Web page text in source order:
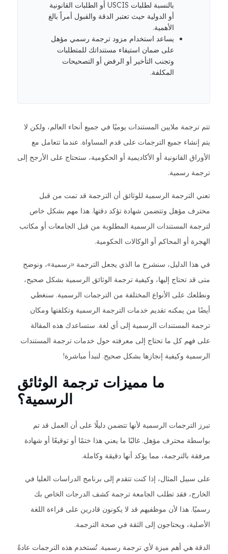
بالنسبة لطلبات USCIS أو الطلبات القانونية
أو الدولية حيث تعتبر الدقة والقبول أمراً بالغ
الأهمية.
يساعد استخدام مزود ترجمة رسمي مؤهل
على ضمان استيفاء مستنداتك للمتطلبات
وتجنب التأخير أو الرفض أو التصحيحات
المكلفة.
تتم ترجمة ملايين المستندات يوميًا في جميع أنحاء العالم، ولكن لا
يتم إنشاء جميع الترجمات على قدم المساواة. عندما تتعامل مع
الأوراق القانونية أو الأكاديمية أو الحكومية، ستحتاج على الأرجح إلى
ترجمة رسمية.
تعني الترجمة الرسمية للوثائق أن الترجمة قد تمت من قبل
محترف مؤهل وتتضمن شهادة تؤكد دقتها. هذا مهم بشكل خاص
لترجمة المستندات الرسمية المطلوبة من قبل الجامعات أو مكاتب
الهجرة أو المحاكم أو الوكالات الحكومية.
في هذا الدليل، سنشرح ما الذي يجعل الترجمة «رسمية»، ونوضح
متى قد تحتاج إليها، وكيفية ترجمة الوثائق الرسمية بشكل صحيح،
ونطلعك على الأنواع المختلفة من الترجمات الرسمية. سنغطي
أيضًا من يمكنه تقديم خدمات الترجمة الرسمية وتكلفتها ومكان
ترجمة المستندات الرسمية إلى أي لغة. ستساعدك هذه المقالة
على فهم كل ما تحتاج إلى معرفته حول خدمات ترجمة المستندات
الرسمية وكيفية إنجازها بشكل صحيح. لنبدأ مباشرة!
ما مميزات ترجمة الوثائق
الرسمية؟
تبرز الترجمات الرسمية لأنها تتضمن دليلًا على أن العمل قد تم
بواسطة محترف مؤهل. غالبًا ما يعني هذا ختمًا أو توقيعًا أو شهادة
مرفقة بالترجمة، مما يؤكد أنها دقيقة وكاملة.
على سبيل المثال، إذا كنت تتقدم إلى برنامج الدراسات العليا في
الخارج، فقد تطلب الجامعة ترجمة كشف الدرجات الخاص بك
رسميًا. هذا لأن موظفيهم قد لا يكونون قادرين على قراءة اللغة
الأصلية، ويحتاجون إلى الثقة في صحة الترجمة.
الدقة هي أهم ميزة لأي ترجمة رسمية. تُستخدم هذه الترجمات عادةً